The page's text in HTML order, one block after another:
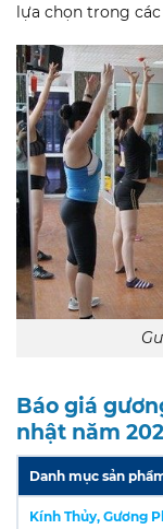
lựa chọn trong
Báo giá
nhật năm
Danh mục sản
Kính Thủy, Gương